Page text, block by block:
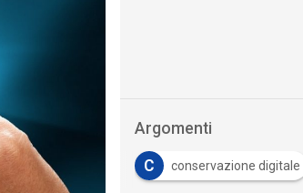
Argomenti
C conservazione digitale